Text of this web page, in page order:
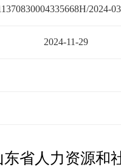
2024-
2024-11-29
东省人力资源